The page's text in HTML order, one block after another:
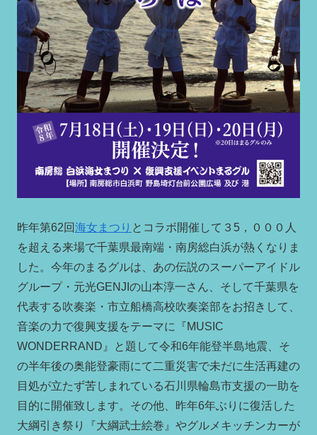
昨年第62回海女まつり とコラボ開催して３5，０００人
を超える来場で千葉県最南端・南房総白浜が熱くなりま
した。今年のまるグルは、あの伝説のスーパーアイドル
グループ・元光GENJIの山本淳一さん、そして千葉県を
代表する吹奏楽・市立船橋高校吹奏楽部をお招きして、
音楽の力で復興支援をテーマに『MUSIC
WONDERRAND』と題して令和6年能登半島地震、そ
の半年後の奥能登豪雨にて二重災害で未だに生活再建の
目処が立たず苦しまれている石川県輪島市支援の一助を
目的に開催致します。その他、昨年6年ぶりに復活した
大綱引き祭り『大綱武士絵巻』やグルメキッチンカーが